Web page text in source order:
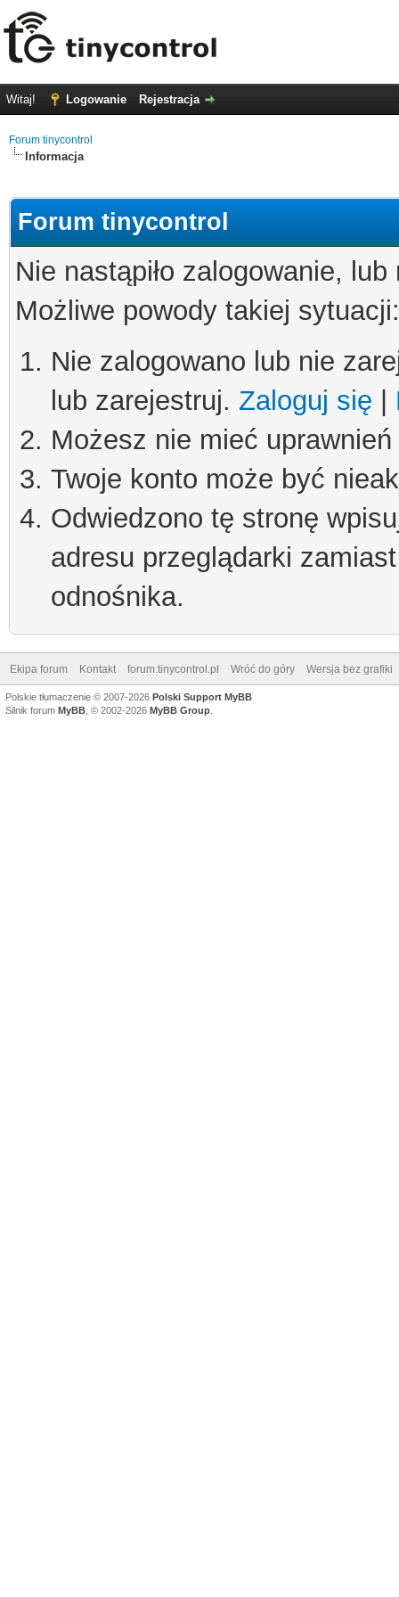
Witaj! Logowanie Rejestracja
Forum tinycontrol
Informacja
Forum tinycontrol
Nie nastąpiło zalogowanie,
Możliwe powody takiej sytuacji:
Nie zalogowano lub nie
lub zarejestruj. Zaloguj się
Możesz nie mieć
Twoje konto może być
Odwiedzono tę stronę
adresu przeglądarki
odnośnika.
Ekipa forum Kontakt forum.tinycontrol.pl Wróć do góry Wersja bez grafiki
Polskie tłumaczenie © 2007-2026 Polski Support MyBB
Silnik forum MyBB , © 2002-2026 MyBB Group